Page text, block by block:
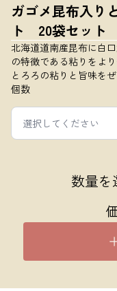
ガゴメ昆布入
ト 20袋セット
北海道道南産昆布に白
の特徴である粘りをよ
とろろの粘りと旨味を
個数
選択してください
数量を